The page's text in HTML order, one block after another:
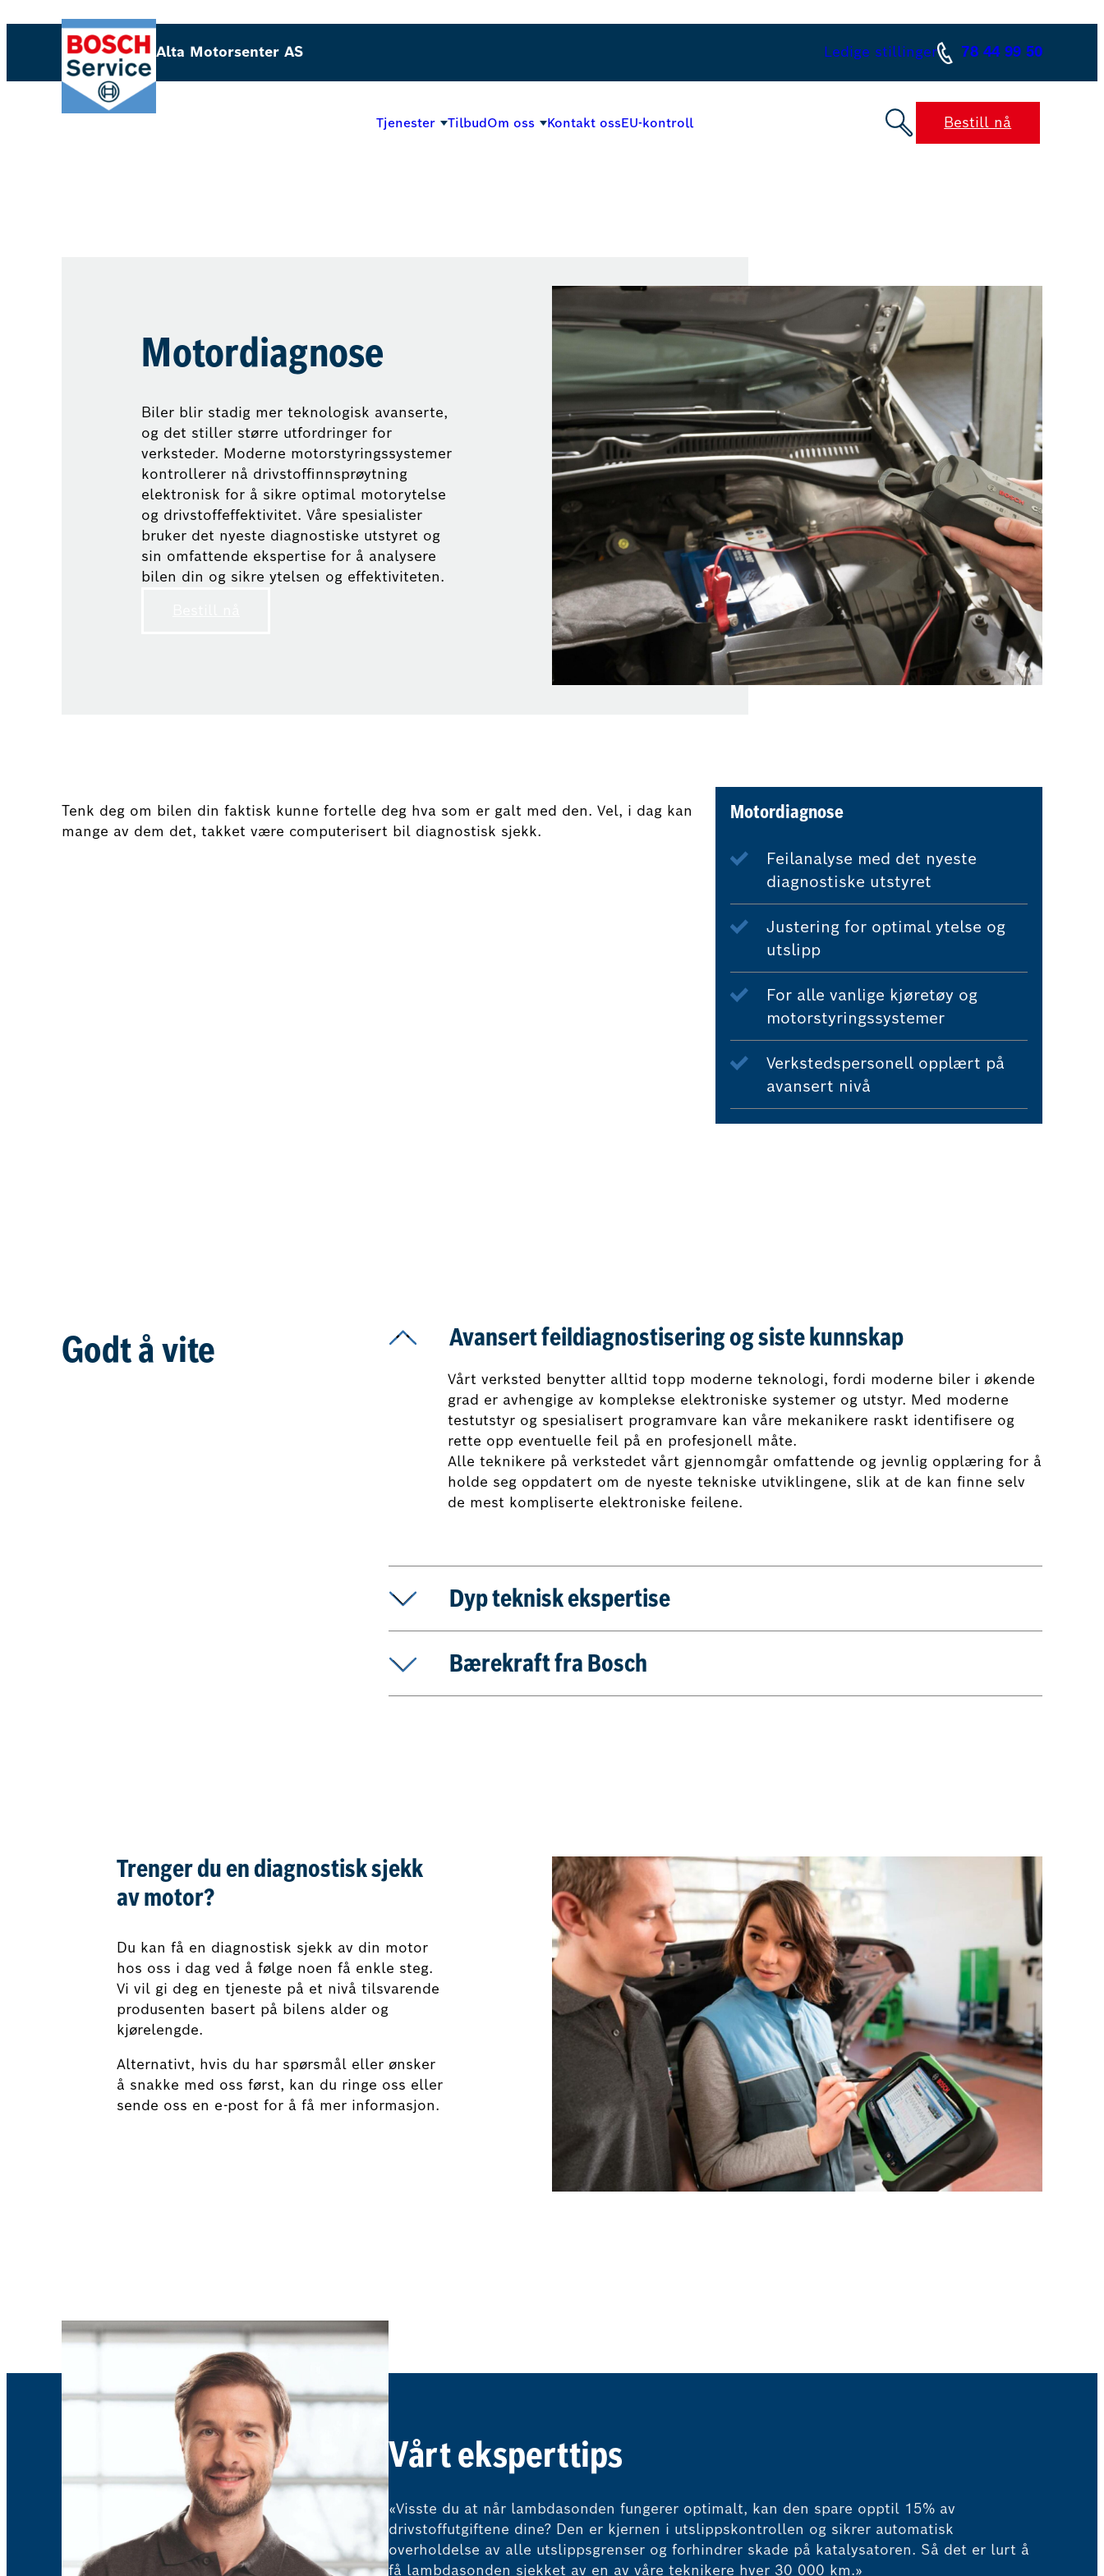
Alta Motorsenter AS Ledige stillinger 78 44 99 50
Tjenester TilbudOm oss Kontakt ossEU-kontroll Bestill nå
Motordiagnose
Biler blir stadig mer teknologisk avanserte,
og det stiller større utfordringer for
verksteder. Moderne motorstyringssystemer
kontrollerer nå drivstoffinnsprøytning
elektronisk for å sikre optimal motorytelse
og drivstoffeffektivitet. Våre spesialister
bruker det nyeste diagnostiske utstyret og
sin omfattende ekspertise for å analysere
bilen din og sikre ytelsen og effektiviteten.
Tenk deg om bilen din faktisk kunne fortelle deg hva som er galt med den. Vel, i dag kan
mange av dem det, takket være computerisert bil diagnostisk sjekk.
Motordiagnose
Feilanalyse med det nyeste
diagnostiske utstyret
Justering for optimal ytelse og
utslipp
For alle vanlige kjøretøy og
motorstyringssystemer
Verkstedspersonell opplært på
avansert nivå
Godt å vite Avansert feildiagnostisering og siste kunnskap
Vårt verksted benytter alltid topp moderne teknologi, fordi moderne biler i økende
grad er avhengige av komplekse elektroniske systemer og utstyr. Med moderne
testutstyr og spesialisert programvare kan våre mekanikere raskt identifisere og
rette opp eventuelle feil på en profesjonell måte.
Alle teknikere på verkstedet vårt gjennomgår omfattende og jevnlig opplæring for å
holde seg oppdatert om de nyeste tekniske utviklingene, slik at de kan finne selv
de mest kompliserte elektroniske feilene.
Dyp teknisk ekspertise
Bærekraft fra Bosch
Trenger du en diagnostisk sjekk
av motor?
Du kan få en diagnostisk sjekk av din motor
hos oss i dag ved å følge noen få enkle steg.
Vi vil gi deg en tjeneste på et nivå tilsvarende
produsenten basert på bilens alder og
kjørelengde.
Alternativt, hvis du har spørsmål eller ønsker
å snakke med oss først, kan du ringe oss eller
sende oss en e-post for å få mer informasjon.
Vårt eksperttips
«Visste du at når lambdasonden fungerer optimalt, kan den spare opptil 15% av
drivstoffutgiftene dine? Den er kjernen i utslippskontrollen og sikrer automatisk
overholdelse av alle utslippsgrenser og forhindrer skade på katalysatoren. Så det er lurt å
få lambdasonden sjekket av en av våre teknikere hver 30 000 km.»